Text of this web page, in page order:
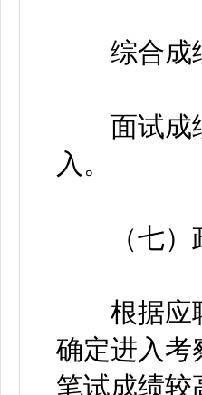
综合成绩
面试成绩
入。
（七）
根据应聘
确定进入考
笔试成绩较